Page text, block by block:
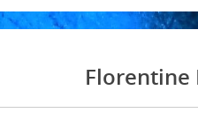
Florentine